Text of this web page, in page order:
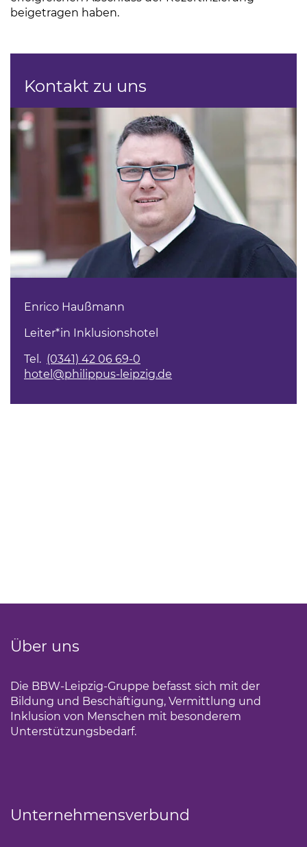
beigetragen haben.
Kontakt zu uns
Enrico Haußmann
Leiter*in Inklusionshotel
Tel. (0341) 42 06 69-0
hotel@philippus-leipzig.de
Über uns
Die BBW-Leipzig-Gruppe befasst sich mit der
Bildung und Beschäftigung, Vermittlung und
Inklusion von Menschen mit besonderem
Unterstützungsbedarf.
Unternehmensverbund